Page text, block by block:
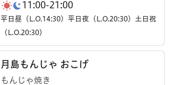
11:00-21:00
平日昼（L.O.14:30）平日夜（L.O.20:30）土日祝
（L.O.20:30）
月島もんじゃ おこげ
もんじゃ焼き